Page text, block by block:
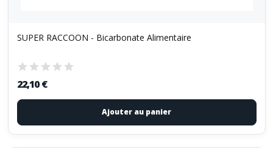
SUPER RACCOON - Bicarbonate Alimentaire
22,10 €
Ajouter au panier